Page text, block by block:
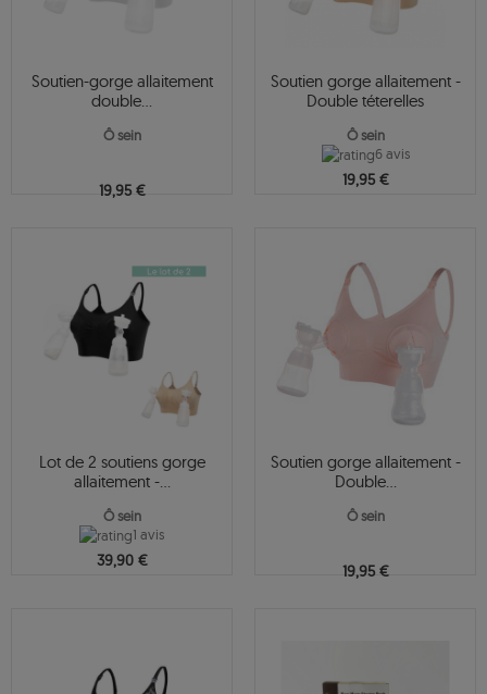
Soutien-gorge allaitement
double...
Ô sein
19,95 €
Soutien gorge allaitement -
Double téterelles
Ô sein
6 avis
19,95 €
Lot de 2 soutiens gorge
allaitement -...
Ô sein
1 avis
39,90 €
Soutien gorge allaitement -
Double...
Ô sein
19,95 €